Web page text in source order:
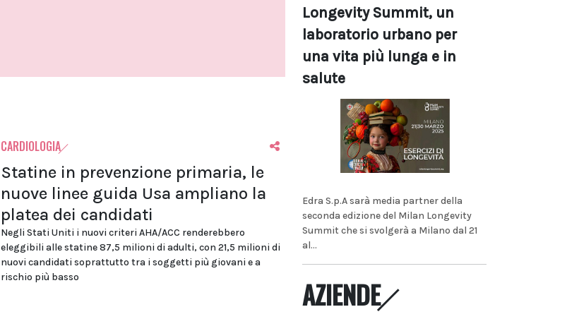
CARDIOLOGIA
Statine in prevenzione primaria, le
nuove linee guida Usa ampliano la
platea dei candidati
Negli Stati Uniti i nuovi criteri AHA/ACC renderebbero
eleggibili alle statine 87,5 milioni di adulti, con 21,5 milioni di
nuovi candidati soprattutto tra i soggetti più giovani e a
rischio più basso
Longevity Summit, un
laboratorio urbano per
una vita più lunga e in
salute
Edra S.p.A sarà media partner della
seconda edizione del Milan Longevity
Summit che si svolgerà a Milano dal 21
al...
AZIENDE